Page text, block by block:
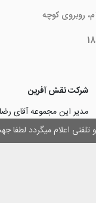
و تلفنی اعلام میگردد
روبروی کوچه
شرکت نقش آفرین
مدیر این مجموعه آقای
۳۰۰۰ نفر و دریافت